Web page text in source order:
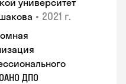
университет
• 2021 г.
ДПО